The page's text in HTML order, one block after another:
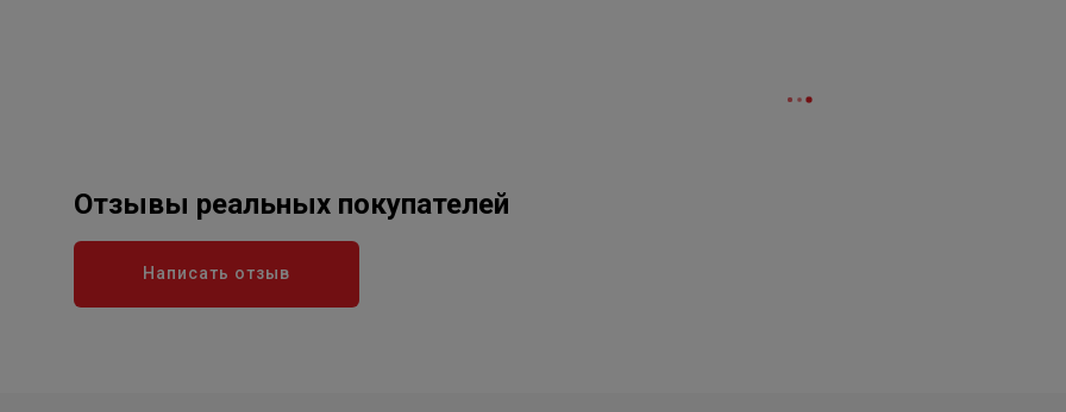
Отзывы реальных покупателей
Написать отзыв